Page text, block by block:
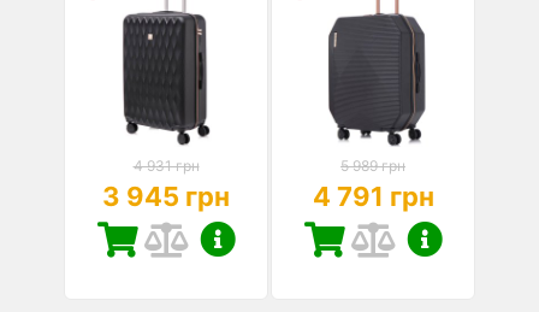
4 931 грн
3 945 грн
5 989 грн
4 791 грн